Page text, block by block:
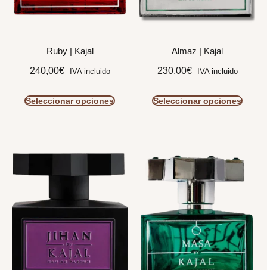
Ruby | Kajal
240,00€ IVA incluido
Seleccionar opciones
Almaz | Kajal
230,00€ IVA incluido
Seleccionar opciones